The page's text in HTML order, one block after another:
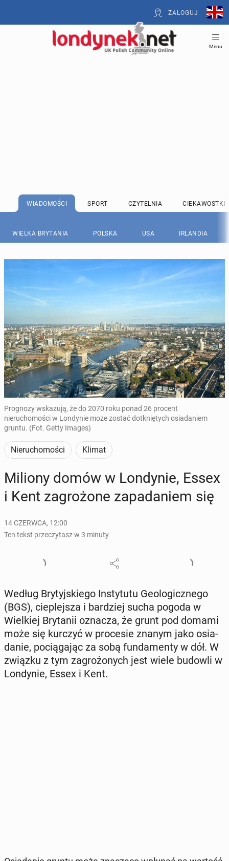
ZALOGUJ
Menu
WIADOMOŚCI SPORT CZYTELNIA CIEKAWOSTKI
WIELKA BRYTANIA POLSKA USA IRLANDIA
Prognozy wskazują, że do 2070 roku ponad 26 procent
nieruchomości w Londynie może zostać dotkniętych osiadaniem
gruntu. (Fot. Getty Images)
Nieruchomości Klimat
Miliony domów w Lon­dy­nie, Essex
i Kent za­gro­żo­ne za­pa­da­niem się
14 CZERWCA, 12:00
Ten tekst przeczytasz w 3 minuty
Według Bry­tyj­skie­go In­sty­tu­tu Geo­lo­gicz­ne­go
(BGS), cie­plej­sza i bar­dziej sucha pogoda w
Wiel­kiej Bry­ta­nii oznacza, że grunt pod domami
może się kurczyć w pro­ce­sie znanym jako osia­
da­nie, po­cią­ga­jąc za sobą fun­da­men­ty w dół. W
związku z tym za­gro­żo­nych jest wiele budowli w
Lon­dy­nie, Essex i Ken­t​​​​​​​.